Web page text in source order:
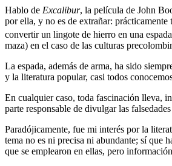
Hablo de Excalibur, la película de John
por ella, y no es de extrañar:
convertir un lingote de hierro en una
maza) en el caso de las culturas
La espada, además de arma, ha sido
y la literatura popular, casi todos
En cualquier caso, toda fascinación lleva,
parte responsable de divulgar las
Paradójicamente, fue mi interés por la
tema no es ni precisa ni abundante; sí que
que se emplearon en ellas, pero